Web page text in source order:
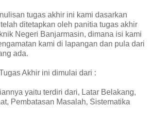
tugas akhir ini kami dasarkan
ditetapkan oleh panitia tugas akhir
Negeri Banjarmasin, dimana isi kami
kami di lapangan dan pula dari
ada.
Akhir ini dimulai dari :
yaitu terdiri dari, Latar Belakang,
Pembatasan Masalah, Sistematika